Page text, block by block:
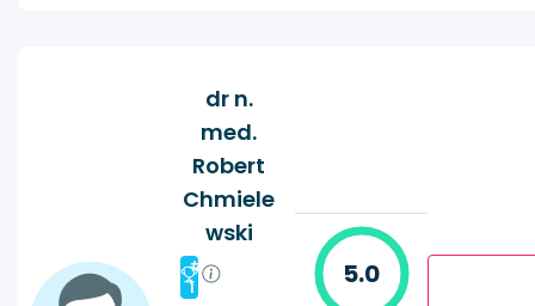
dr n.
med.
Robert
Chmiele
wski
#
1
5.0